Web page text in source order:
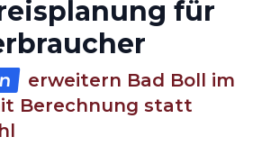
für
erweitern Bad Boll im
Berechnung statt